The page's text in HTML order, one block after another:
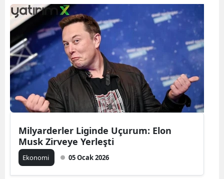
Milyarderler Liginde Uçurum: Elon
Musk Zirveye Yerleşti
Ekonomi 05 Ocak 2026